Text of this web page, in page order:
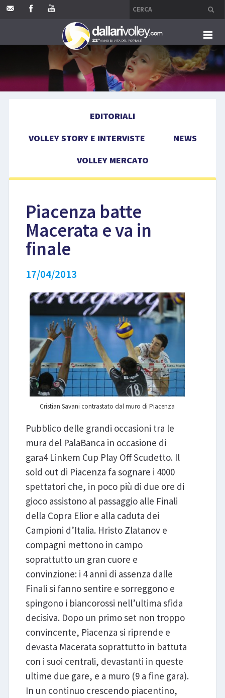
HOME
EVENTI
EDITORIALI
VOLLEY STORY E INTERVISTE
NEWS
VOLLEY MERCATO
Piacenza batte
Macerata e va in
finale
17/04/2013
Cristian Savani contrastato dal muro di Piacenza
Pubblico delle grandi occasioni tra le
mura del PalaBanca in occasione di
gara4 Linkem Cup Play Off Scudetto. Il
sold out di Piacenza fa sognare i 4000
spettatori che, in poco più di due ore di
gioco assistono al passaggio alle Finali
della Copra Elior e alla caduta dei
Campioni d’Italia. Hristo Zlatanov e
compagni mettono in campo
soprattutto un gran cuore e
convinzione: i 4 anni di assenza dalle
Finali si fanno sentire e sorreggono e
spingono i biancorossi nell’ultima sfida
decisiva. Dopo un primo set non troppo
convincente, Piacenza si riprende e
devasta Macerata soprattutto in battuta
con i suoi centrali, devastanti in queste
ultime due gare, e a muro (9 a fine gara).
In un continuo crescendo piacentino,